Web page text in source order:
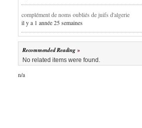
complément de noms oubliés de juifs d'algerie
il y a 1 année 25 semaines
Recommended Reading
No related items were found.
n/a